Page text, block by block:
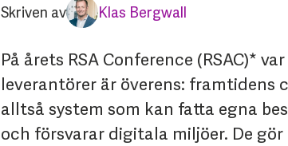
Skriven av Klas Bergwall
På årets RSA Conference (RSAC)*
leverantörer är överens: framtidens
alltså system som kan fatta egna
och försvarar digitala miljöer. De